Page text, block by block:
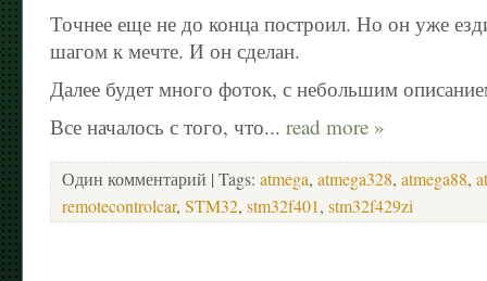
Точнее еще не до конца построил. Но он уже
шагом к мечте. И он сделан.
Далее будет много фоток, с небольшим
Все началось с того, что... read more »
Один комментарий | Tags: atmega, atmega328, atmega88,
remotecontrolcar, STM32, stm32f401, stm32f429zi